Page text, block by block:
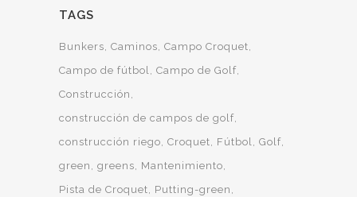
TAGS
Bunkers Caminos Campo Croquet
Campo de fútbol Campo de Golf
Construcción
construcción de campos de golf
construcción riego Croquet Fútbol Golf
green
greens
Mantenimiento
Pista de Croquet
Putting-green